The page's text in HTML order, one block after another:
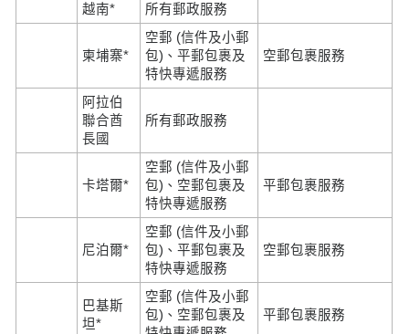
越南*
所有郵政服務
柬埔寨*
空郵 (信件及小郵
包)、平郵包裹及
特快專遞服務
空郵包裹服務
阿拉伯
聯合酋
長國
所有郵政服務
卡塔爾*
空郵 (信件及小郵
包)、空郵包裹及
特快專遞服務
平郵包裹服務
尼泊爾*
空郵 (信件及小郵
包)、平郵包裹及
特快專遞服務
空郵包裹服務
巴基斯
坦*
空郵 (信件及小郵
包)、空郵包裹及
平郵包裹服務